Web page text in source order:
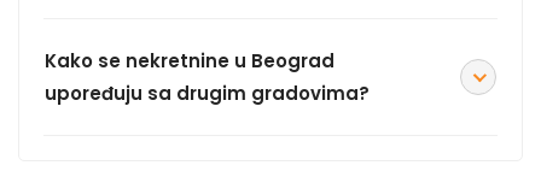
Kako se nekretnine u Beograd
upoređuju sa drugim gradovima?